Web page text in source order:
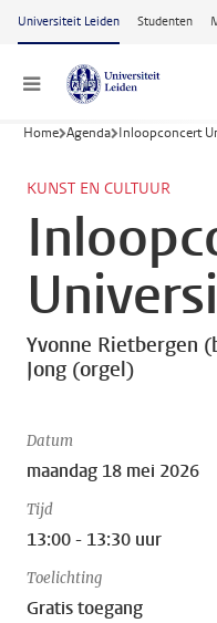
Ga naar hoofdinhoud
Universiteit Leiden Studenten
Menu
Home Agenda Inloopconcert
KUNST EN CULTUUR
Yvonne Rietbergen
Jong (orgel)
Datum
maandag 18 mei 2026
Tijd
13:00 - 13:30 uur
Toelichting
Gratis toegang